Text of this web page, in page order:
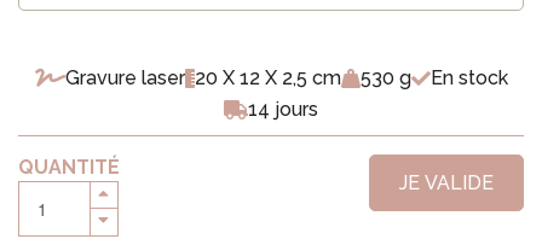
Gravure laser 20 X 12 X 2,5 cm 530 g
En stock
14 jours
QUANTITÉ
JE VALIDE